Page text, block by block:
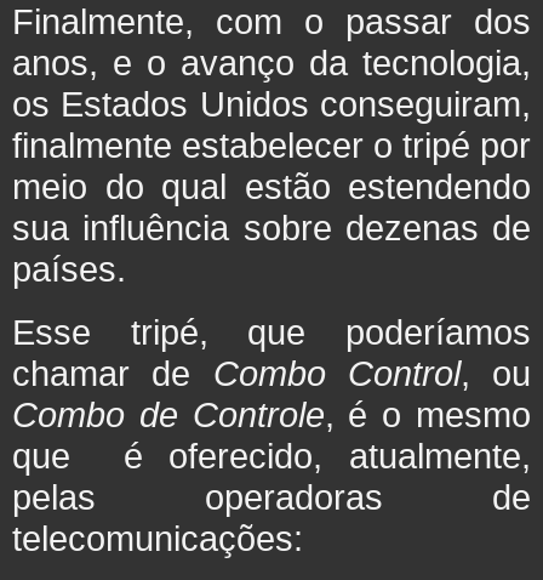
Finalmente, com o passar dos
anos, e o avanço da tecnologia,
os Estados Unidos conseguiram,
finalmente estabelecer o tripé por
meio do qual estão estendendo
sua influência sobre dezenas de
países.
Esse tripé, que poderíamos
chamar de Combo Control, ou
Combo de Controle, é o mesmo
que é oferecido, atualmente,
pelas operadoras de
telecomunicações: